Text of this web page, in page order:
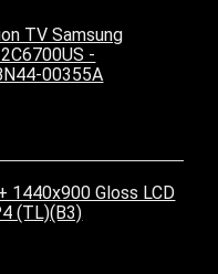
TV Samsung
-
00355A
1440x900 Gloss LCD
(TL)(B3)